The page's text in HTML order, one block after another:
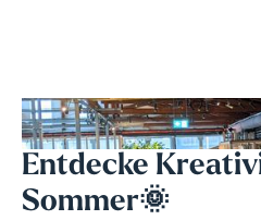
Entdecke
Sommer🌞